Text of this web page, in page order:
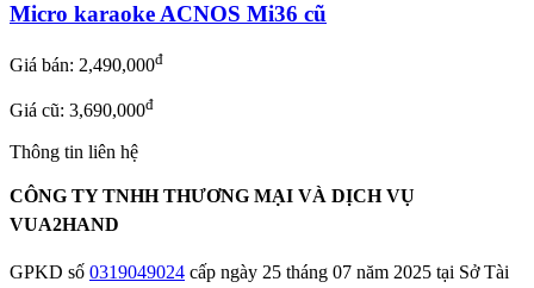
Micro karaoke ACNOS Mi36 cũ
Giá bán: 2,490,000đ
Giá cũ: 3,690,000đ
Thông tin liên hệ
CÔNG TY TNHH THƯƠNG MẠI VÀ DỊCH VỤ
VUA2HAND
GPKD số 0319049024 cấp ngày 25 tháng 07 năm 2025 tại Sở Tài